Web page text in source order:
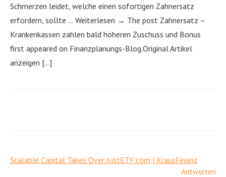
Schmerzen leidet, welche einen sofortigen Zahnersatz
erfordern, sollte … Weiterlesen → The post Zahnersatz –
Krankenkassen zahlen bald höheren Zuschuss und Bonus
first appeared on Finanzplanungs-Blog.Original Artikel
anzeigen […]
Scalable Capital Takes Over JustETF.com | KrausFinanz
Antworten